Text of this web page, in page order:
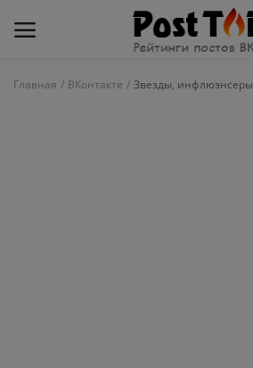
Главная ВКонтакте Звезды, инфлюэнсеры